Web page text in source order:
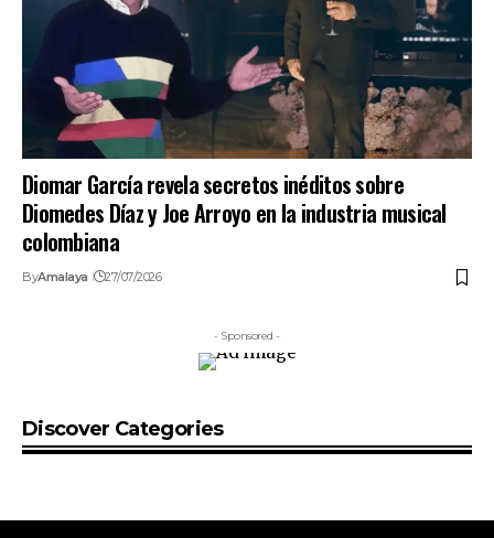
Diomar García revela secretos inéditos sobre
Diomedes Díaz y Joe Arroyo en la industria musical
colombiana
ByAmalaya 27/07/2026
- Sponsored -
Discover Categories